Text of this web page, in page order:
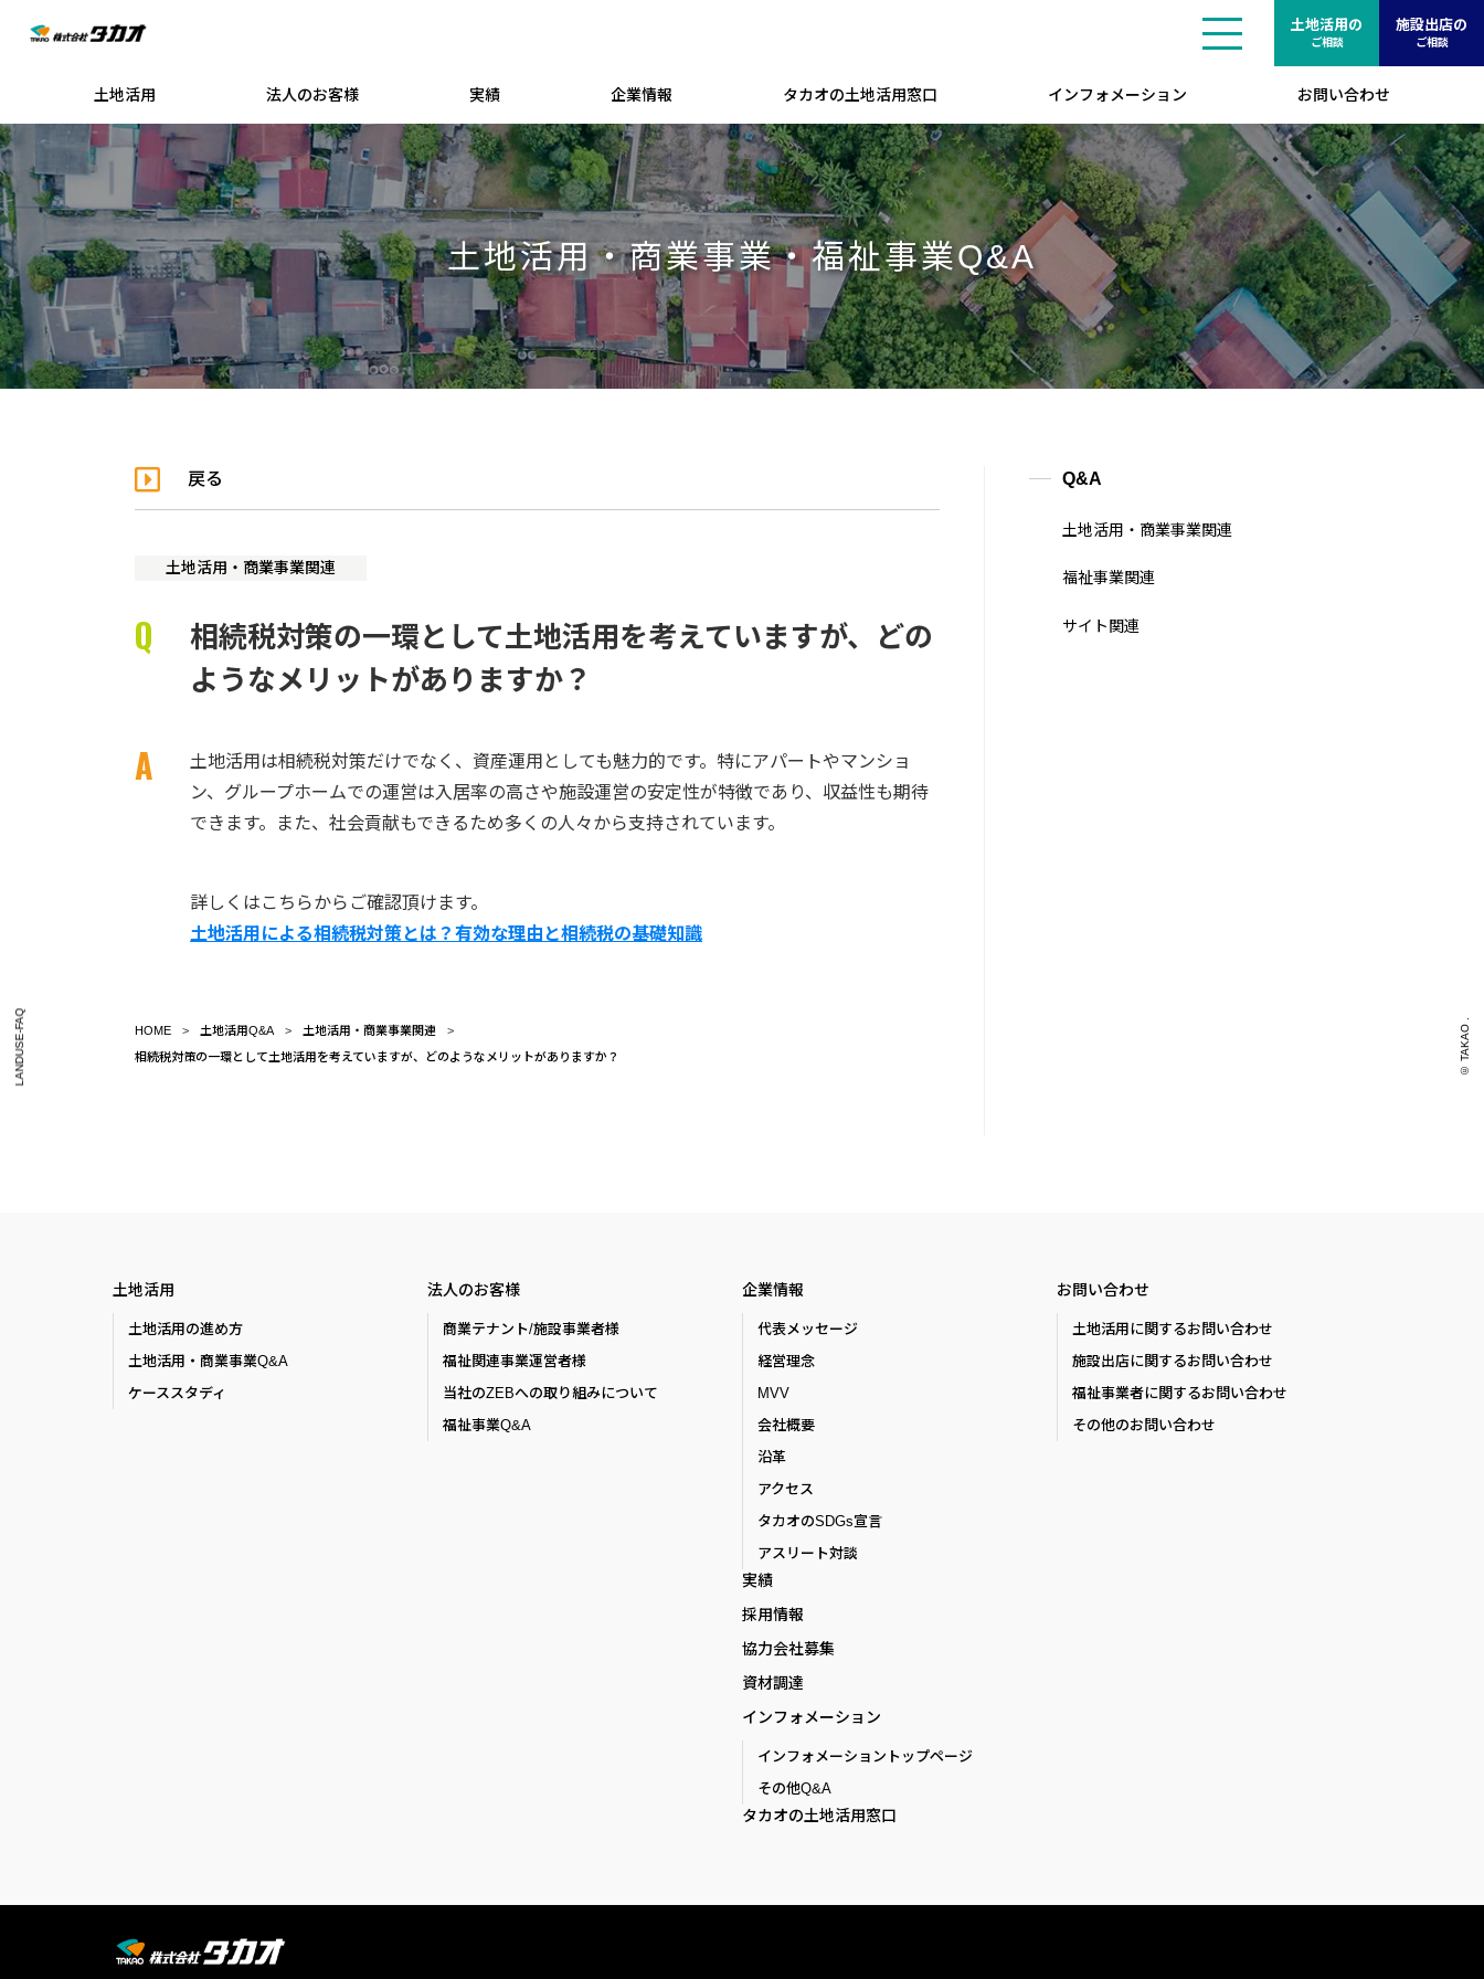
土地活用の
ご相談
施設出店の
ご相談
土地活用 法人のお客様 実績 企業情報 タカオの土地活用窓口 インフォメーション お問い合わせ
土地活用・商業事業・福祉事業Q&A
LANDUSE-FAQ
戻る
土地活用・商業事業関連
相続税対策の一環として土地活用を考えていますが、どの
ようなメリットがありますか？
土地活用は相続税対策だけでなく、資産運用としても魅力的です。特にアパートやマンショ
ン、グループホームでの運営は入居率の高さや施設運営の安定性が特徴であり、収益性も期待
できます。また、社会貢献もできるため多くの人々から支持されています。
詳しくはこちらからご確認頂けます。
土地活用による相続税対策とは？有効な理由と相続税の基礎知識
HOME 土地活用Q&A
土地活用・商業事業関連
相続税対策の一環として土地活用を考えていますが、どのようなメリットがありますか？
Q&A
土地活用・商業事業関連
福祉事業関連
サイト関連
土地活用
土地活用の進め方
土地活用・商業事業Q&A
ケーススタディ
法人のお客様
商業テナント/施設事業者様
福祉関連事業運営者様
当社のZEBへの取り組みについて
福祉事業Q&A
企業情報
代表メッセージ
経営理念
MVV
会社概要
沿革
アクセス
タカオのSDGs宣言
アスリート対談
実績
採用情報
協力会社募集
資材調達
インフォメーション
インフォメーショントップページ
その他Q&A
タカオの土地活用窓口
お問い合わせ
土地活用に関するお問い合わせ
施設出店に関するお問い合わせ
福祉事業者に関するお問い合わせ
その他のお問い合わせ
© TAKAO .